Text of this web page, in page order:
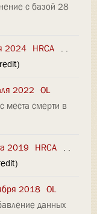
с базой 28
2024 HRCA . .
)
2022 OL
места смерти в
2019 HRCA . .
)
2018 OL
данных